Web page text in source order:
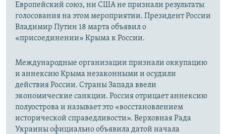
Европейский союз, ни США не признали результаты
голосования на этом мероприятии. Президент России
Владимир Путин 18 марта объявил о
«присоединении» Крыма к России.
Международные организации признали оккупацию
и аннексию Крыма незаконными и осудили
действия России. Страны Запада ввели
экономические санкции. Россия отрицает аннексию
полуострова и называет это «восстановлением
исторической справедливости». Верховная Рада
Украины официально объявила датой начала